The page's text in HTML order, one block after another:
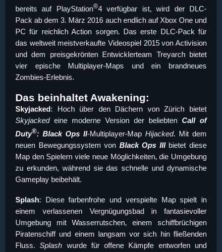
bereits auf PlayStation®4 verfügbar ist, wird der DLC-
Pack ab dem 3. März 2016 auch endlich auf Xbox One und
PC für reichlich Action sorgen. Das erste DLC-Pack für
das weltweit meistverkaufte Videospiel 2015 von Activision
und dem preisgekrönten Entwicklerteam Treyarch bietet
vier epische Multiplayer-Maps und ein brandneues
Zombies-Erlebnis.
Das beinhaltet Awakening:
Skyjacked: Hoch über den Dächern von Zürich bietet
Skyjacked eine moderne Version der beliebten Call of
Duty®: Black Ops II-Multiplayer-Map Hijacked. Mit dem
neuen Bewegungssystem von Black Ops IIIbietet diese
Map den Spielern viele neue Möglichkeiten, die Umgebung
zu erkunden, während sie das schnelle und dynamische
Gameplay beibehält.
Splash: Diese farbenfrohe und verspielte Map spielt in
einem verlassenen Vergnügungsbad in fantasievoller
Umgebung mit Wasserrutschen, einem schiffbrüchigen
Piratenschiff und einem langsam vor sich hin fließenden
Fluss.Splash wurde für offene Kämpfe entworfen und